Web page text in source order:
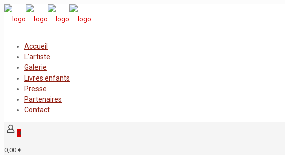
Accueil
L’artiste
Galerie
Livres enfants
Presse
Partenaires
Contact
0
0,00 €